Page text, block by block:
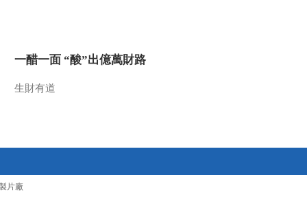
一醋一面 “酸”出億萬財路
生財有道
片廠